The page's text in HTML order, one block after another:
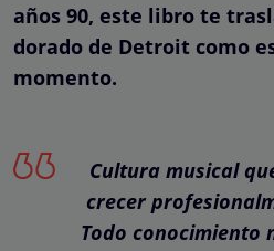
años 90, este libro te
dorado de Detroit como
momento.
Cultura musical
crecer
Todo conocimiento